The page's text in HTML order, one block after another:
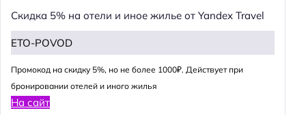
Скидка 5% на отели и иное жилье от Yandex Travel
ETO-POVOD
Промокод на скидку 5%, но не более 1000₽. Действует при
бронировании отелей и иного жилья
На сайт